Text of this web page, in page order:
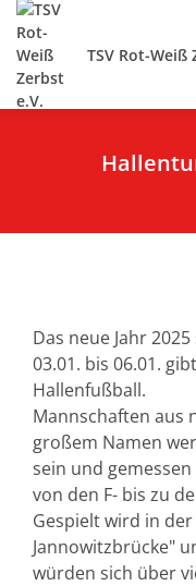
TSV Rot-Weiß
Das neue Jahr
03.01. bis 06.01.
Hallenfußball.
Mannschaften aus
großem Namen
sein und
von den F- bis zu
Gespielt wird in
Jannowitzbrücke"
würden sich über